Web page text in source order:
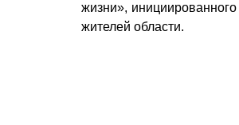
жизни»,
жителей области.